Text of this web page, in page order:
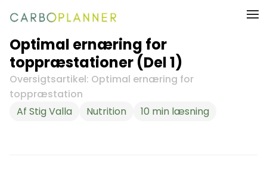
Optimal ernæring for
toppræstationer (Del 1)
Oversigtsartikel: Optimal ernæring for
toppræstation
Af Stig Valla Nutrition 10 min læsning